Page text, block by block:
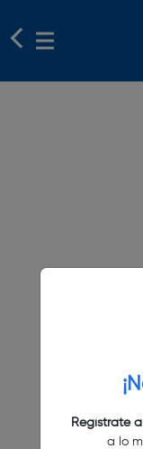
Regístrate
a lo